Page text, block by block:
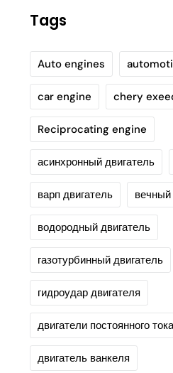
Tags
Auto engines
car engine chery
Reciprocating engine
асинхронный двигатель
варп двигатель вечный
водородный двигатель
газотурбинный двигатель
гидроудар двигателя
двигатели постоянного тока
двигатель ванкеля